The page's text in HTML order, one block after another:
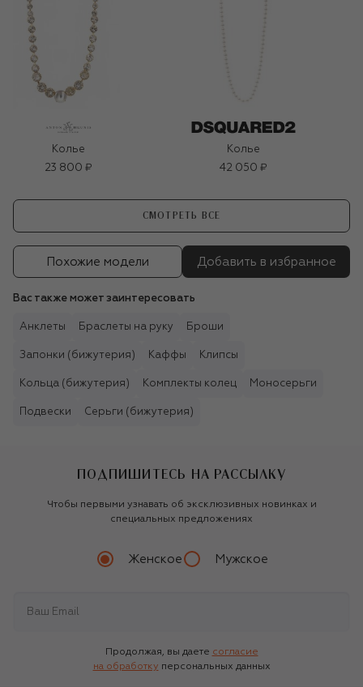
Колье
23 800 ₽
Колье
42 050 ₽
СМОТРЕТЬ ВСЕ
Похожие модели Добавить в избранное
Вас также может заинтересовать
Анклеты Браслеты на руку Броши
Запонки (бижутерия) Каффы Клипсы
Кольца (бижутерия) Комплекты колец Моносерьги
Подвески Серьги (бижутерия)
ПОДПИШИТЕСЬ НА РАССЫЛКУ
Чтобы первыми узнавать об эксклюзивных новинках и
специальных предложениях
Женское Мужское
Продолжая, вы даете согласие
на обработку персональных данных